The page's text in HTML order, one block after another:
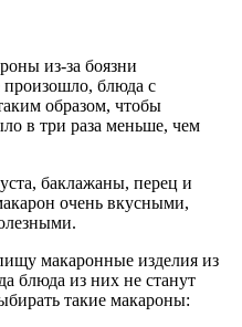
из-за боязни
произошло, блюда с
образом, чтобы
в три раза меньше, чем
баклажаны, перец и
очень вкусными,
макаронные изделия из
блюда из них не станут
такие макароны: